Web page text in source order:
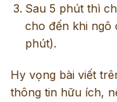
Sau 5 phút thì
cho đến khi ngô
phút).
Hy vọng bài viết
thông tin hữu ích,